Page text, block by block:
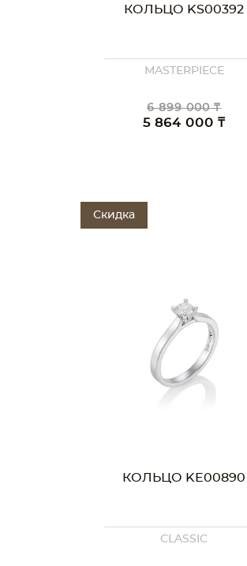
КОЛЬЦО KS00392
MASTERPIECE
6 899 000 ₸
5 864 000 ₸
Скидка
КОЛЬЦО KE00890
CLASSIC